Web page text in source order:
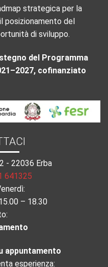
strategica per la
posizionamento del
di sviluppo.
del Programma
cofinanziato
- 22036 Erba
641325
– 18.30
appuntamento
esperienza: